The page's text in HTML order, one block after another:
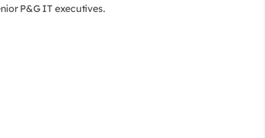
P&G IT executives.